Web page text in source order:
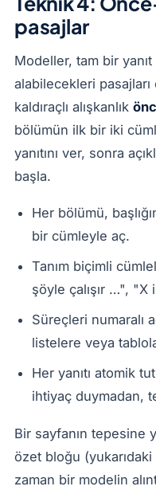
pasajlar
Modeller, tam bir
alabilecekleri
kaldıraçlı alışkanlık
bölümün ilk bir iki
yanıtını ver, sonra
başla.
Her bölümü,
bir cümleyle aç.
Tanım biçimli
şöyle çalışır …", "X
Süreçleri numaralı
listelere veya
Her yanıtı atomik
ihtiyaç duymadan,
Bir sayfanın tepesine
özet bloğu
zaman bir modelin